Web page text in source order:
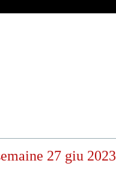
27 giu 2023